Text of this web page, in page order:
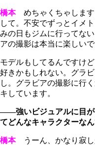
橋本めちゃくちゃします
して。不安でずっとイメ
みの日もジムに行ってな
アの撮影は本当に楽しいで
モデルもしてるんですけ
好きかもしれない。グラ
し。グラビアの撮影に行
キしています。
――強いビジュアルに目が
てどんなキャラクターなん
橋本うーん、かなり寂し